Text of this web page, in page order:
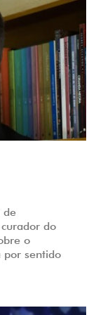
de
do
o
por sentido